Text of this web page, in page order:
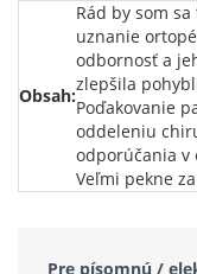
Obsah:
Rád by som
uznanie
odbornosť a
zlepšila
Poďakovanie
oddeleniu
odporúčania v
Veľmi pekne
Pre písomnú /